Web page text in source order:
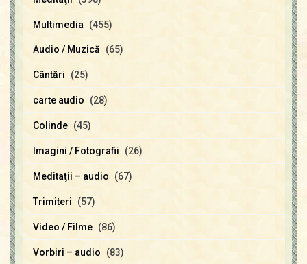
Multimedia (455)
Audio / Muzică (65)
Cântări (25)
carte audio (28)
Colinde (45)
Imagini / Fotografii (26)
Meditaţii – audio (67)
Trimiteri (57)
Video / Filme (86)
Vorbiri – audio (83)